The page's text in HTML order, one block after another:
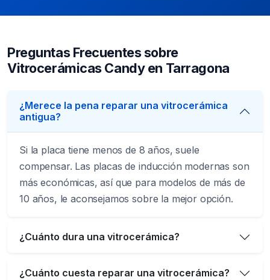
Preguntas Frecuentes sobre
Vitrocerámicas Candy en Tarragona
¿Merece la pena reparar una vitrocerámica
antigua?
Si la placa tiene menos de 8 años, suele
compensar. Las placas de inducción modernas son
más económicas, así que para modelos de más de
10 años, le aconsejamos sobre la mejor opción.
¿Cuánto dura una vitrocerámica?
¿Cuánto cuesta reparar una vitrocerámica?